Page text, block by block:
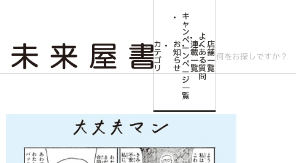
カ
テ
ゴ
リ
お
知
ら
せ
キ
ャ
ン
ペ
ー
ン
ペ
ー
ジ
一
覧
連
載
一
覧
よ
く
あ
る
質
問
店
舗
一
覧
【サイン本】大丈夫マン 藤岡拓太郎作品集